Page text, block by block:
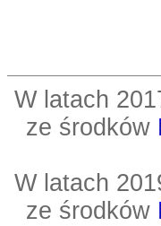
W latach
ze środków
W latach
ze środków